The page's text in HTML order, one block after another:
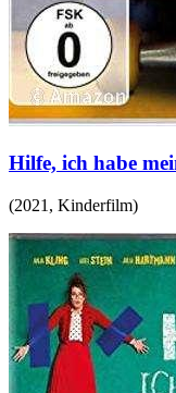
Hilfe, ich habe
(2021 , Kinderfilm)